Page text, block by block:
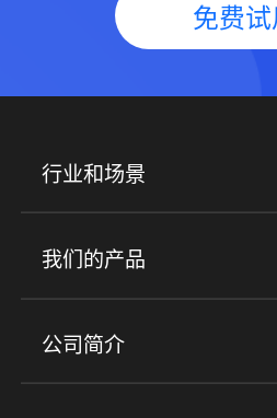
免费试
行业和场景
行业解决方案
培训机构 职业技能
金融行业
我们的产品
产品
小程序商城 ERP
公司简介